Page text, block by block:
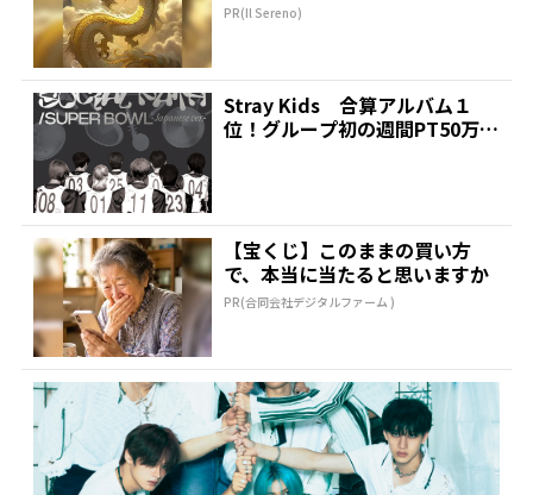
PR(Il Sereno)
Stray Kids 合算アルバム１
位！グループ初の週間PT50万超
【宝くじ】このままの買い方
で、本当に当たると思いますか
PR(合同会社デジタルファーム )